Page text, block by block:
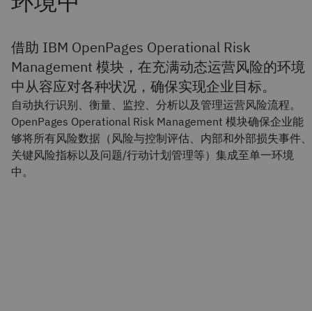
借助 IBM OpenPages Operational Risk
Management 模块，在充满动态运营风险的环境
中从容应对各种状况，确保实现企业目标。
自动执行识别、衡量、监控、分析以及管理运营风险流程。
OpenPages Operational Risk Management 模块确保企业能
够将所有风险数据（风险与控制评估、内部和外部损失事件、
关键风险指标以及问题/行动计划管理等）集成至单一环境
中。